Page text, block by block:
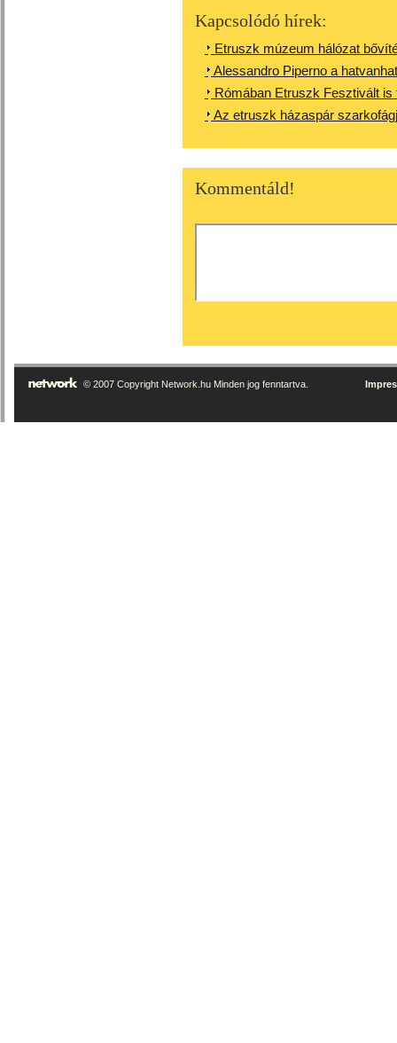
Kapcsolódó hírek:
Etruszk múzeum hálózat
Alessandro Piperno a
Rómában Etruszk Fesztivált
Az etruszk házaspár
Kommentáld!
© 2007 Copyright Network.hu Minden jog fenntartva.